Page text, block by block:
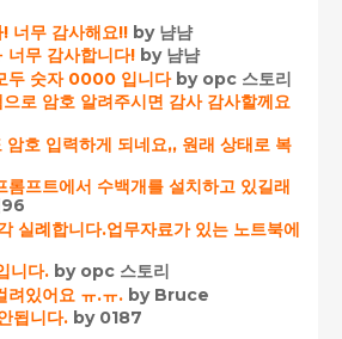
너무 감사해요!! by 냠냠
너무 감사합니다! by 냠냠
두 숫자 0000 입니다by opc 스토리
로 암호 알려주시면 감사 감사할께요
호 입력하게 되네요,, 원래 상태로 복
롬프트에서 수백개를 설치하고 있길래
96
실례합니다.업무자료가 있는 노트북에
니다. by opc 스토리
려있어요 ㅠ.ㅠ. by Bruce
됩니다. by 0187